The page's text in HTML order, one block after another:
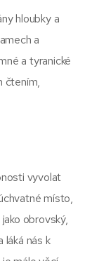
hloubky a
a
a tyranické
čtením,
vyvolat
místo,
obrovský,
láká nás k